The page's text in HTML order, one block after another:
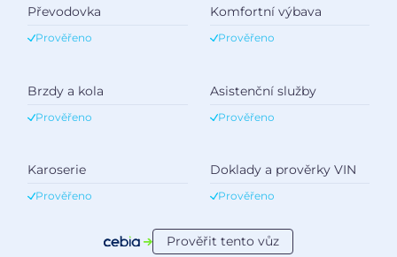
Převodovka
Prověřeno
Komfortní výbava
Prověřeno
Brzdy a kola
Prověřeno
Asistenční služby
Prověřeno
Karoserie
Prověřeno
Doklady a prověrky VIN
Prověřeno
Prověřit tento vůz